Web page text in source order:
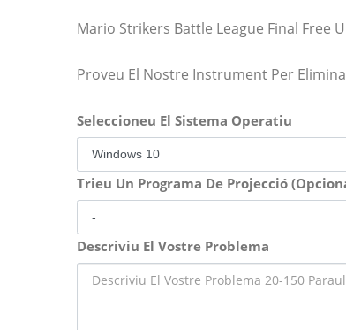
Mario Strikers Battle League Final Free
Proveu El Nostre Instrument Per
Seleccioneu El Sistema Operatiu
Trieu Un Programa De Projecció
Descriviu El Vostre Problema